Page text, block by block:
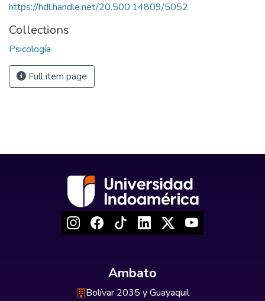
https://hdl.handle.net/20.500.14809/5052
Collections
Psicología
Full item page
Ambato
Bolívar 2035 y Guayaquil